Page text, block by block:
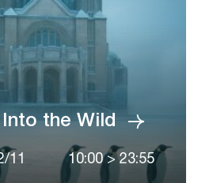
the Wild
11 10:00 > 23:55